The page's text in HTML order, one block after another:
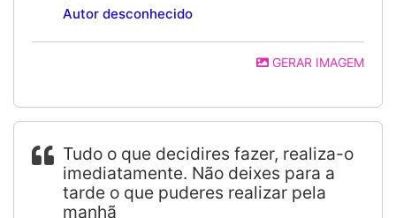
Autor desconhecido
GERAR IMAGEM
Tudo o que decidires fazer, realiza-o
imediatamente. Não deixes para a
tarde o que puderes realizar pela
manhã